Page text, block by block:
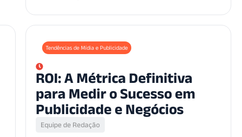
Tendências de Mídia e Publicidade
ROI: A Métrica Definitiva
para Medir o Sucesso em
Publicidade e Negócios
Equipe de Redação